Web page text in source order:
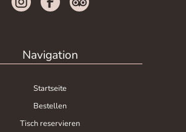
Navigation
Startseite
Bestellen
Tisch reservieren